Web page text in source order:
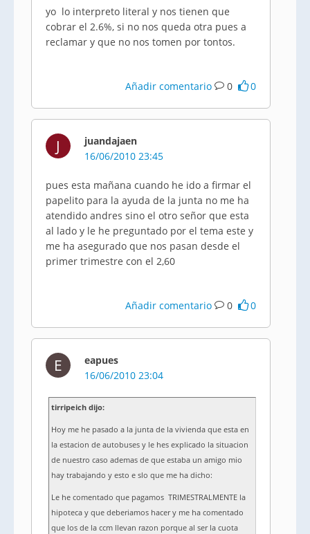
yo lo interpreto literal y nos tienen que
cobrar el 2.6%, si no nos queda otra pues a
reclamar y que no nos tomen por tontos.
Añadir comentario 0 0
J
juandajaen
16/06/2010 23:45
pues esta mañana cuando he ido a firmar el
papelito para la ayuda de la junta no me ha
atendido andres sino el otro señor que esta
al lado y le he preguntado por el tema este y
me ha asegurado que nos pasan desde el
primer trimestre con el 2,60
Añadir comentario 0 0
E
eapues
16/06/2010 23:04
tirripeich dijo:
Hoy me he pasado a la junta de la vivienda que esta en
la estacion de autobuses y le hes explicado la situacion
de nuestro caso ademas de que estaba un amigo mio
hay trabajando y esto e slo que me ha dicho:
Le he comentado que pagamos TRIMESTRALMENTE la
hipoteca y que deberiamos hacer y me ha comentado
que los de la ccm llevan razon porque al ser la cuota